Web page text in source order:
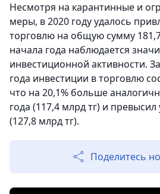
Несмотря на карантинные и
меры, в 2020 году удалось
торговлю на общую сумму
начала года наблюдается
инвестиционной активности.
года инвестиции в торговлю
что на 20,1% больше
года (117,4 млрд тг) и
(127,8 млрд тг).
Поделитесь